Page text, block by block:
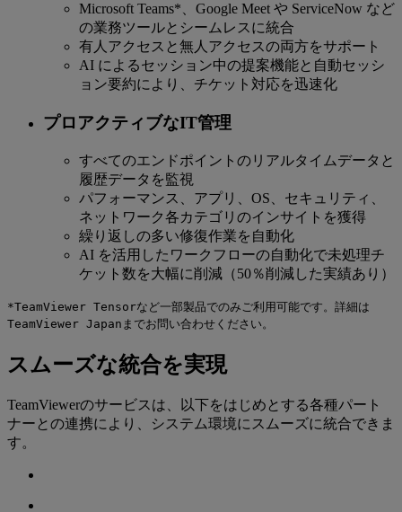
Microsoft Teams*、Google Meet や ServiceNow など
の業務ツールとシームレスに統合
有人アクセスと無人アクセスの両方をサポート
AI によるセッション中の提案機能と自動セッシ
ョン要約により、チケット対応を迅速化
プロアクティブなIT管理
すべてのエンドポイントのリアルタイムデータと
履歴データを監視
パフォーマンス、アプリ、OS、セキュリティ、
ネットワーク各カテゴリのインサイトを獲得
繰り返しの多い修復作業を自動化
AI を活用したワークフローの自動化で未処理チ
ケット数を大幅に削減（50％削減した実績あり）
*TeamViewer Tensorなど一部製品でのみご利用可能です。詳細は
TeamViewer Japanまでお問い合わせください。
スムーズな統合を実現
TeamViewerのサービスは、以下をはじめとする各種パート
ナーとの連携により、システム環境にスムーズに統合できま
す。